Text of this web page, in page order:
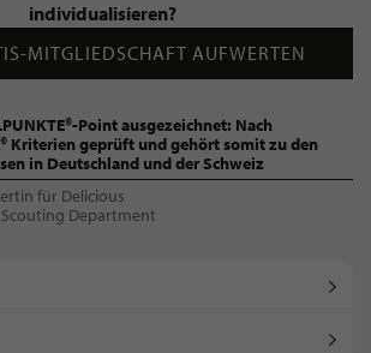
individualisieren?
MITGLIEDSCHAFT AUFWERTEN
Point ausgezeichnet: Nach
Kriterien geprüft und gehört somit zu den
in Deutschland und der Schweiz
für Delicious
Scouting Department